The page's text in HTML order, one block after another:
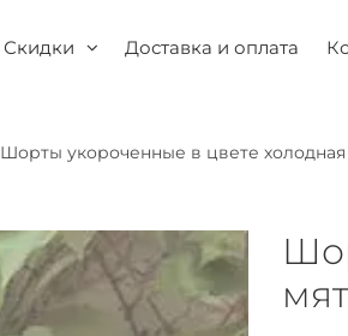
Скидки Доставка и оплата
Шорты укороченные в цвете холодная